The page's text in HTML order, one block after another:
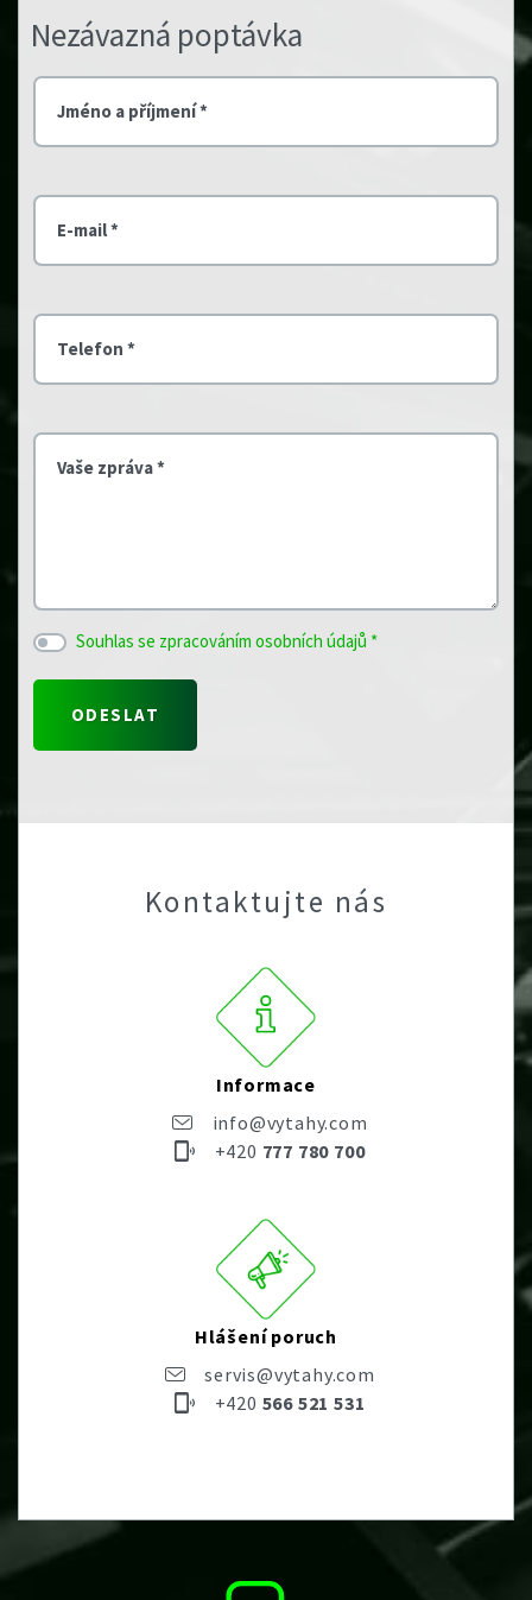
Nezávazná poptávka
Jméno a příjmení *
E-mail *
Telefon *
Vaše zpráva *
Souhlas se zpracováním osobních údajů *
Kontaktujte nás
Informace
info@vytahy.com
+420 777 780 700
Hlášení poruch
servis@vytahy.com
+420 566 521 531